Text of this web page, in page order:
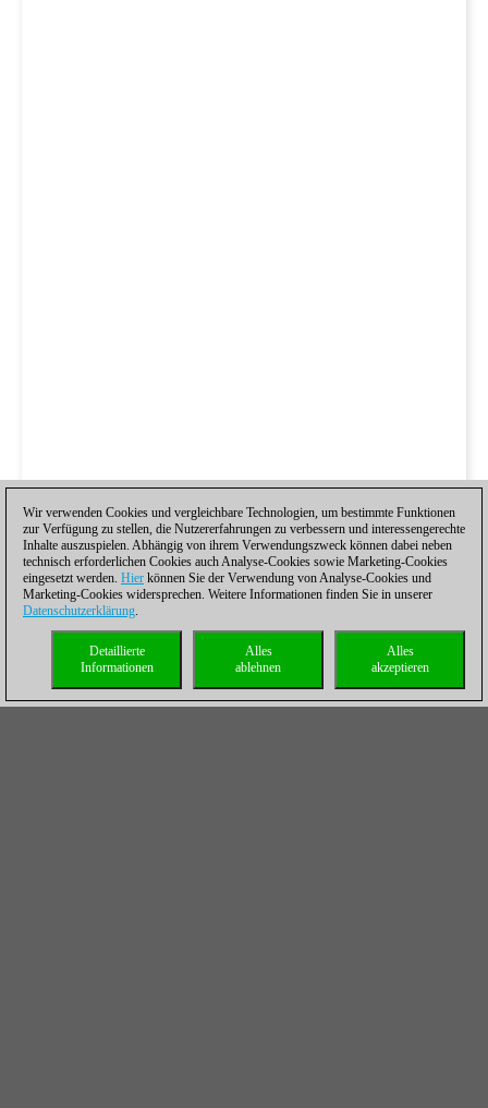
Wir verwenden Cookies und vergleichbare Technologien, um bestimmte Funktionen
zur Verfügung zu stellen, die Nutzererfahrungen zu verbessern und interessengerechte
Inhalte auszuspielen. Abhängig von ihrem Verwendungszweck können dabei neben
technisch erforderlichen Cookies auch Analyse-Cookies sowie Marketing-Cookies
eingesetzt werden. Hier können Sie der Verwendung von Analyse-Cookies und
Marketing-Cookies widersprechen. Weitere Informationen finden Sie in unserer
Datenschutzerklärung.
Alles
akzeptieren
Alles
ablehnen
Detaillierte
Informationen